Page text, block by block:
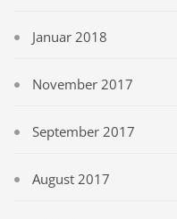
Januar 2018
November 2017
September 2017
August 2017